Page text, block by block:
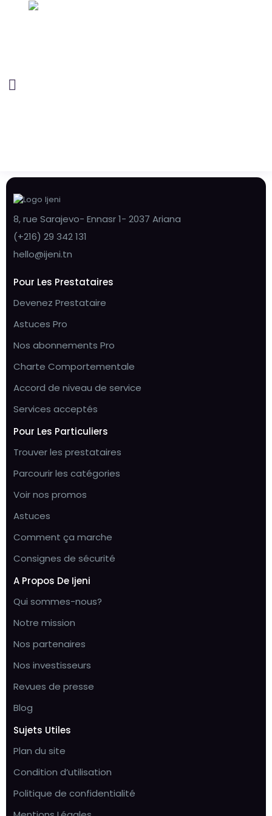
8, rue Sarajevo- Ennasr 1- 2037 Ariana
(+216) 29 342 131
hello@ijeni.tn
Pour Les Prestataires
Devenez Prestataire
Astuces Pro
Nos abonnements Pro
Charte Comportementale
Accord de niveau de service
Services acceptés
Pour Les Particuliers
Trouver les prestataires
Parcourir les catégories
Voir nos promos
Astuces
Comment ça marche
Consignes de sécurité
A Propos De Ijeni
Qui sommes-nous?
Notre mission
Nos partenaires
Nos investisseurs
Revues de presse
Blog
Sujets Utiles
Plan du site
Condition d’utilisation
Politique de confidentialité